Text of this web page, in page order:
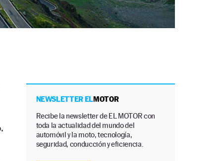
NEWSLETTER ELMOTOR
Recibe la newsletter de EL MOTOR con
toda la actualidad del mundo del
automóvil y la moto, tecnología,
seguridad, conducción y eficiencia.